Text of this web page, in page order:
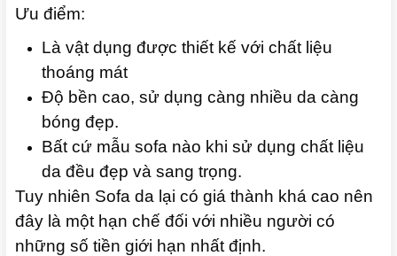
Ưu điểm:
Là vật dụng được thiết kế với chất liệu
thoáng mát
Độ bền cao, sử dụng càng nhiều da càng
bóng đẹp.
Bất cứ mẫu sofa nào khi sử dụng chất liệu
da đều đẹp và sang trọng.
Tuy nhiên Sofa da lại có giá thành khá cao nên
đây là một hạn chế đối với nhiều người có
những số tiền giới hạn nhất định.